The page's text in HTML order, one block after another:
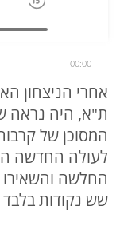
00:00
אחרי הניצחון
ת"א, היה נראה
המסוכן של
לעולה החדשה
החלשה
שש נקודות